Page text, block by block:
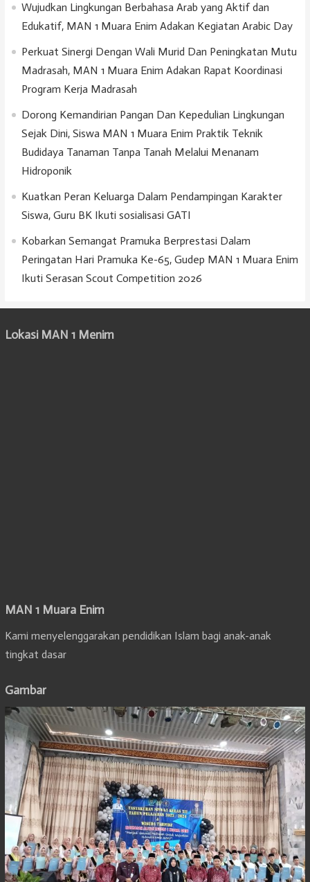
Wujudkan Lingkungan Berbahasa Arab yang Aktif dan
Edukatif, MAN 1 Muara Enim Adakan Kegiatan Arabic Day
Perkuat Sinergi Dengan Wali Murid Dan Peningkatan Mutu
Madrasah, MAN 1 Muara Enim Adakan Rapat Koordinasi
Program Kerja Madrasah
Dorong Kemandirian Pangan Dan Kepedulian Lingkungan
Sejak Dini, Siswa MAN 1 Muara Enim Praktik Teknik
Budidaya Tanaman Tanpa Tanah Melalui Menanam
Hidroponik
Kuatkan Peran Keluarga Dalam Pendampingan Karakter
Siswa, Guru BK Ikuti sosialisasi GATI
Kobarkan Semangat Pramuka Berprestasi Dalam
Peringatan Hari Pramuka Ke-65, Gudep MAN 1 Muara Enim
Ikuti Serasan Scout Competition 2026
Lokasi MAN 1 Menim
MAN 1 Muara Enim
Kami menyelenggarakan pendidikan Islam bagi anak-anak
tingkat dasar
Gambar